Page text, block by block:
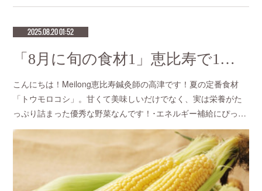
2025.08.20 01:52
「8月に旬の食材1」恵比寿で1番人気のマタニティサロンmeilong
こんにちは！Meilong恵比寿鍼灸師の高津です！夏の定番食材
「トウモロコシ」。甘くて美味しいだけでなく、実は栄養がた
っぷり詰まった優秀な野菜なんです！･エネルギー補給にぴっ…